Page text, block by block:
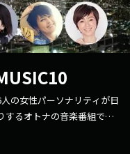
の女性パーソナリティが日
するオトナの音楽番組で
ージをお待ちしておりま